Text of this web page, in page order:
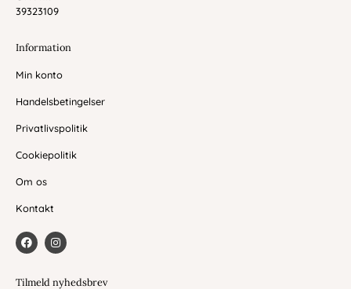
39323109
Information
Min konto
Handelsbetingelser
Privatlivspolitik
Cookiepolitik
Om os
Kontakt
F
a
c
b
I
n
s
a
Tilmeld nyhedsbrev